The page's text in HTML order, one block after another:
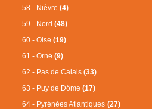
58 - Nièvre (4)
59 - Nord (48)
60 - Oise (19)
61 - Orne (9)
62 - Pas de Calais (33)
63 - Puy de Dôme (17)
64 - Pyrénées Atlantiques (27)